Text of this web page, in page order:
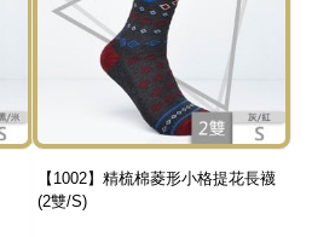
【1002】精梳棉菱形小格提花長襪
(2雙/S)